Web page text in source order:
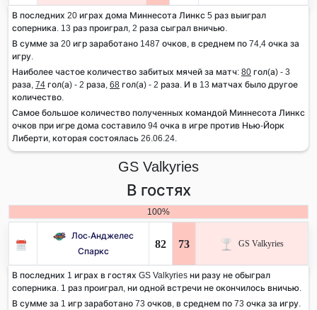
В последних 20 играх дома Миннесота Линкс 5 раз выиграл
соперника. 13 раз проиграл, 2 раза сыграл вничью.
В сумме за 20 игр заработано 1487 очков, в среднем по 74,4 очка за
игру.
Наиболее частое количество забитых мячей за матч: 80 гол(а) - 3
раза, 74 гол(а) - 2 раза, 68 гол(а) - 2 раза. И в 13 матчах было другое
количество.
Самое большое количество полученных командой Миннесота Линкс
очков при игре дома составило 94 очка в игре против Нью-Йорк
Либерти, которая состоялась 26.06.24.
GS Valkyries
В гостях
100%
Лос-Анджелес
Спаркс
82 73 GS Valkyries
В последних 1 играх в гостях GS Valkyries ни разу не обыграл
соперника. 1 раз проиграл, ни одной встречи не окончилось вничью.
В сумме за 1 игр заработано 73 очков, в среднем по 73 очка за игру.